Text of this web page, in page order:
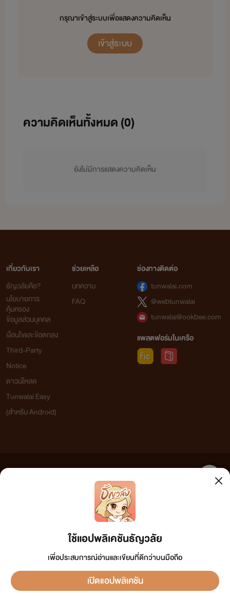
กรุณาเข้าสู่ระบบเพื่อแสดงความคิดเห็น
เข้าสู่ระบบ
ความคิดเห็นทั้งหมด (0)
ยังไม่มีการแสดงความคิดเห็น
ใช้แอปพลิเคชันธัญวลัย
เพื่อประสบการณ์อ่านและเขียนที่ดีกว่าบนมือถือ
เปิดแอปพลิเคชัน
เกี่ยวกับเรา
ธัญวลัยคือ?
นโยบายการ
คุ้มครอง
ข้อมูลส่วนบุคคล
เงื่อนไขและข้อตกลง
Third-Party
Notice
ดาวน์โหลด
Tunwalai Easy
(สำหรับ Android)
ช่วยเหลือ
บทความ
FAQ
ช่องทางติดต่อ
tunwalai.com
@webtunwalai
tunwalai@ookbee.com
แพลตฟอร์มในเครือ
เว็บไซต์แห่งนี้ไม่ได้เห็นด้วยและไม่ขอรับผิดชอบต่อข้อความใดๆ ทั้งสิ้น ดังนั้นผู้อ่านทุกท่านโปรดใช้
วิจารณญาณในการกลั่นกรองด้วยตนเอง และหากท่านพบข้อความใดๆ ที่ขัดต่อกฎหมายและศีลธรรม
กรุณาแจ้งมาที่ tunwalai@ookbee.com เพื่อทีมงานจะได้ดำเนินการในทันที ทั้งนี้ ทางเว็บไซต์ขอสงวน
ลิขสิทธิ์ตามพระราชบัญญัติลิขสิทธิ์ (ฉบับเพิ่มเติม) พ.ศ.2558